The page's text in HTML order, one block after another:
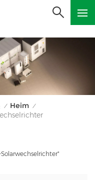
/ Heim /